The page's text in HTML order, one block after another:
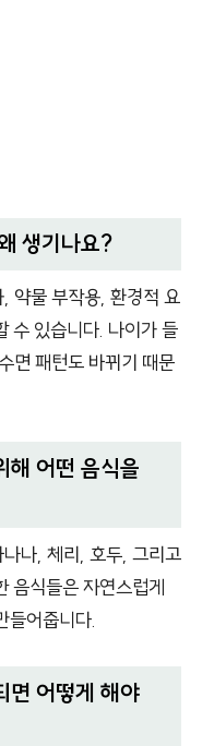
생기나요?
약물 부작용, 환경적 요
수 있습니다. 나이가 들
면 패턴도 바뀌기 때문
해 어떤 음식을
나, 체리, 호두, 그리고
음식들은 자연스럽게
들어줍니다.
면 어떻게 해야